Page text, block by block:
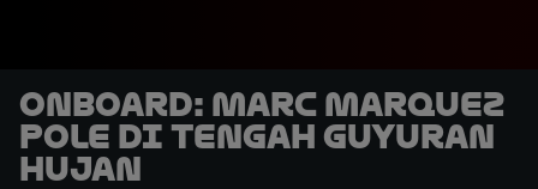
OnBoard: Marc Marquez
Pole di Tengah Guyuran
Hujan